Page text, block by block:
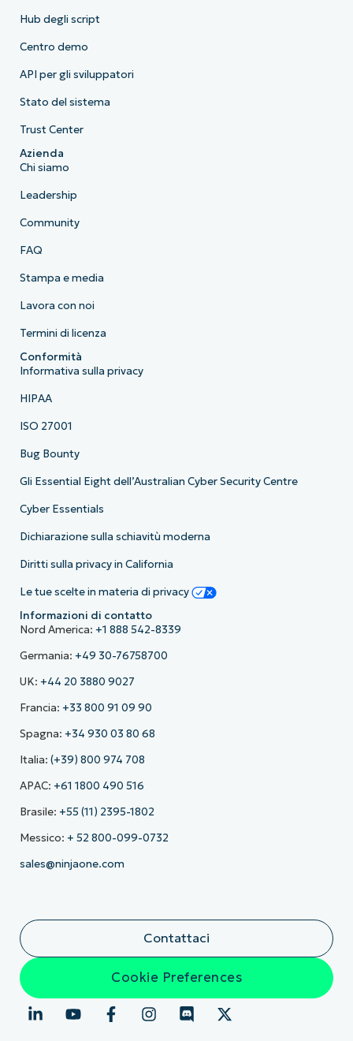
Hub degli script
Centro demo
API per gli sviluppatori
Stato del sistema
Trust Center
Azienda
Chi siamo
Leadership
Community
FAQ
Stampa e media
Lavora con noi
Termini di licenza
Conformità
Informativa sulla privacy
HIPAA
ISO 27001
Bug Bounty
Gli Essential Eight dell’Australian Cyber Security Centre
Cyber Essentials
Dichiarazione sulla schiavitù moderna
Diritti sulla privacy in California
Le tue scelte in materia di privacy
Informazioni di contatto
Nord America: +1 888 542-8339
Germania: +49 30-76758700
UK: +44 20 3880 9027
Francia: +33 800 91 09 90
Spagna: +34 930 03 80 68
Italia: (+39) 800 974 708
APAC: +61 1800 490 516
Brasile: +55 (11) 2395-1802
Messico: + 52 800-099-0732
sales@ninjaone.com
Contattaci
Cookie Preferences